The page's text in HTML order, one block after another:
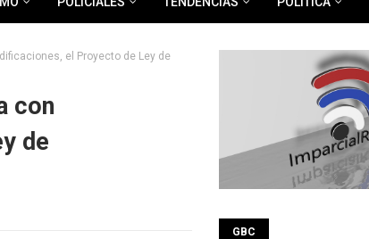
el Proyecto de Ley de
con
de
GBC